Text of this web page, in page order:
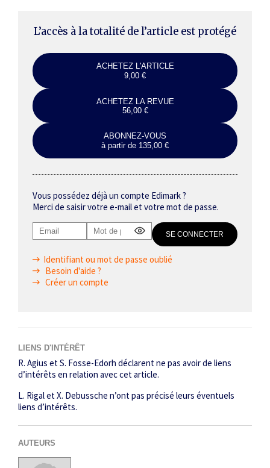
L’accès à la totalité de l’article est protégé
ACHETEZ L'ARTICLE
9,00 €
ACHETEZ LA REVUE
56,00 €
ABONNEZ-VOUS
à partir de 135,00 €
Vous possédez déjà un compte Edimark ?
Merci de saisir votre e-mail et votre mot de passe.
Identifiant ou mot de passe oublié
Besoin d'aide ?
Créer un compte
LIENS D'INTÉRÊT
R. Agius et S. Fosse-Edorh déclarent ne pas avoir de liens
d’intérêts en relation avec cet article.
L. Rigal et X. Debussche n’ont pas précisé leurs éventuels
liens d’intérêts.
AUTEURS